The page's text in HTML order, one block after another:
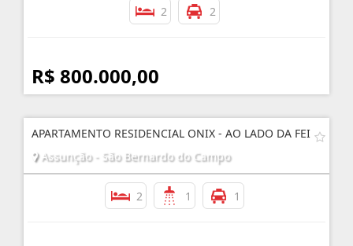
2 2
R$ 800.000,00
APARTAMENTO RESIDENCIAL ONIX - AO LADO DA FEI
Assunção - São Bernardo do Campo
2 1 1